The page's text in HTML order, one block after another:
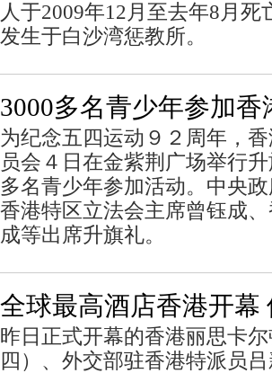
人于2009年12月至去年8月
发生于白沙湾惩教所。
3000多名青少年参加
为纪念五四运动９２周年，
员会４日在金紫荆广场举行
多名青少年参加活动。中央
香港特区立法会主席曾钰成
成等出席升旗礼。
全球最高酒店香港开幕
昨日正式开幕的香港丽思卡
四）、外交部驻香港特派员